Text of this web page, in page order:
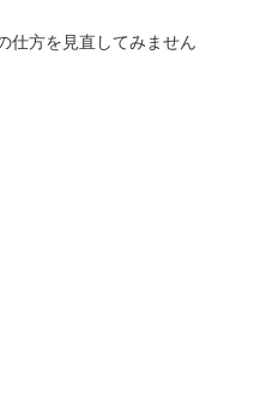
仕方を見直してみません